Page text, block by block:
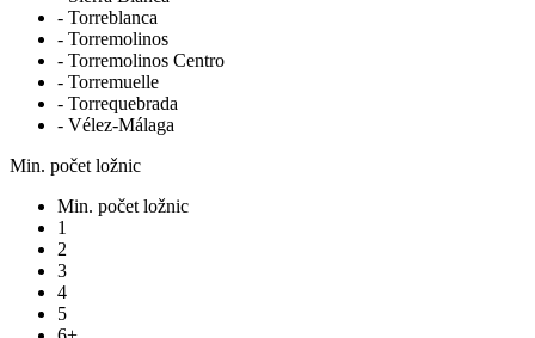
- Torreblanca
- Torremolinos
- Torremolinos Centro
- Torremuelle
- Torrequebrada
- Vélez-Málaga
Min. počet ložnic
Min. počet ložnic
1
2
3
4
5